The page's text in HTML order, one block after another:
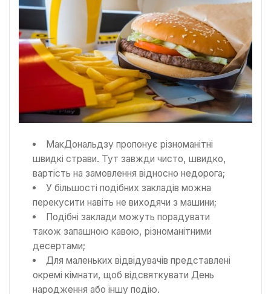
МакДональдзу пропонує різноманітні
швидкі страви. Тут завжди чисто, швидко,
вартість на замовлення відносно недорога;
У більшості подібних закладів можна
перекусити навіть не виходячи з машини;
Подібні заклади можуть порадувати
також запашною кавою, різноманітними
десертами;
Для маленьких відвідувачів представлені
окремі кімнати, щоб відсвяткувати День
народження або іншу подію.